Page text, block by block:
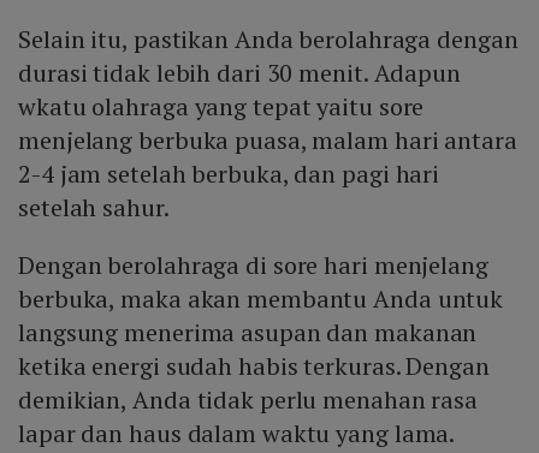
Selain itu, pastikan Anda berolahraga dengan
durasi tidak lebih dari 30 menit. Adapun
wkatu olahraga yang tepat yaitu sore
menjelang berbuka puasa, malam hari antara
2-4 jam setelah berbuka, dan pagi hari
setelah sahur.
Dengan berolahraga di sore hari menjelang
berbuka, maka akan membantu Anda untuk
langsung menerima asupan dan makanan
ketika energi sudah habis terkuras. Dengan
demikian, Anda tidak perlu menahan rasa
lapar dan haus dalam waktu yang lama.